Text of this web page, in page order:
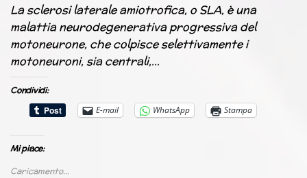
La sclerosi laterale amiotrofica, o SLA, è una
malattia neurodegenerativa progressiva del
motoneurone, che colpisce selettivamente i
motoneuroni, sia centrali,…
Condividi:
E-mail
WhatsApp Stampa
Mi piace:
Caricamento...